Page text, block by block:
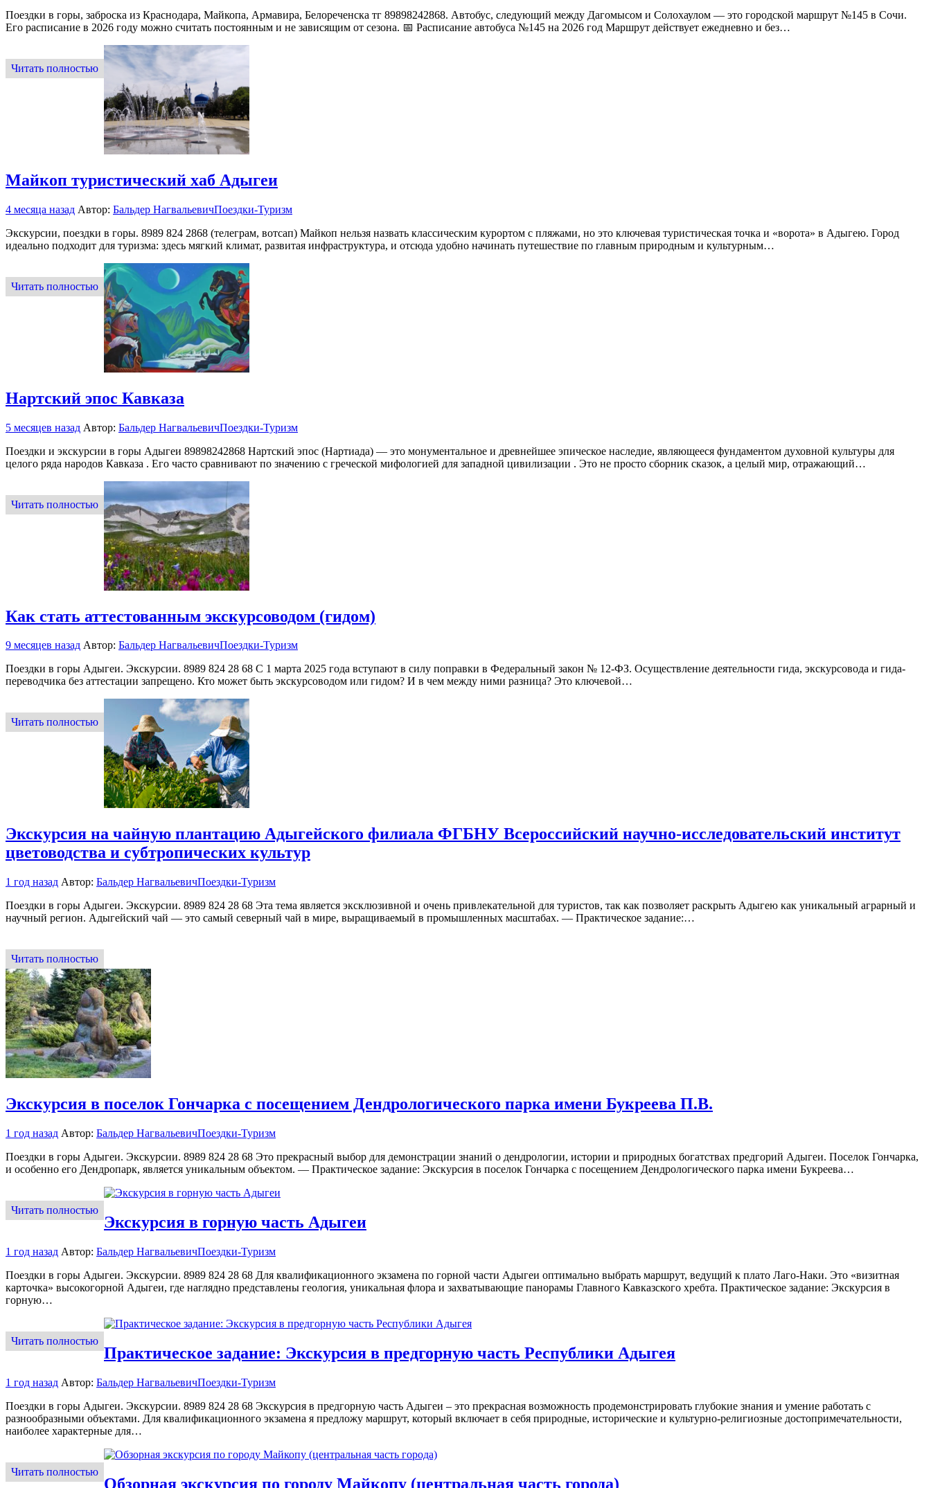
Поездки в горы, заброска из Краснодара, Майкопа, Армавира, Белореченска тг 89898242868. Автобус, следующий между Дагомысом и Солохаулом — это городской маршрут №145 в Сочи.
Его расписание в 2026 году можно считать постоянным и не зависящим от сезона. 📅 Расписание автобуса №145 на 2026 год Маршрут действует ежедневно и без…
Читать полностью
Майкоп туристический хаб Адыгеи
4 месяца назад Автор: Бальдер НагвальевичПоездки-Туризм
Экскурсии, поездки в горы. 8989 824 2868 (телеграм, вотсап) Майкоп нельзя назвать классическим курортом с пляжами, но это ключевая туристическая точка и «ворота» в Адыгею. Город
идеально подходит для туризма: здесь мягкий климат, развитая инфраструктура, и отсюда удобно начинать путешествие по главным природным и культурным…
Читать полностью
Нартский эпос Кавказа
5 месяцев назад Автор: Бальдер НагвальевичПоездки-Туризм
Поездки и экскурсии в горы Адыгеи 89898242868 Нартский эпос (Нартиада) — это монументальное и древнейшее эпическое наследие, являющееся фундаментом духовной культуры для
целого ряда народов Кавказа . Его часто сравнивают по значению с греческой мифологией для западной цивилизации . Это не просто сборник сказок, а целый мир, отражающий…
Читать полностью
Как стать аттестованным экскурсоводом (гидом)
9 месяцев назад Автор: Бальдер НагвальевичПоездки-Туризм
Поездки в горы Адыгеи. Экскурсии. 8989 824 28 68 С 1 марта 2025 года вступают в силу поправки в Федеральный закон № 12-ФЗ. Осуществление деятельности гида, экскурсовода и гида-
переводчика без аттестации запрещено. Кто может быть экскурсоводом или гидом? И в чем между ними разница? Это ключевой…
Читать полностью
Экскурсия на чайную плантацию Адыгейского филиала ФГБНУ Всероссийский научно-исследовательский институт
цветоводства и субтропических культур
1 год назад Автор: Бальдер НагвальевичПоездки-Туризм
Поездки в горы Адыгеи. Экскурсии. 8989 824 28 68 Эта тема является эксклюзивной и очень привлекательной для туристов, так как позволяет раскрыть Адыгею как уникальный аграрный и
научный регион. Адыгейский чай — это самый северный чай в мире, выращиваемый в промышленных масштабах. — Практическое задание:…
Читать полностью
Экскурсия в поселок Гончарка с посещением Дендрологического парка имени Букреева П.В.
1 год назад Автор: Бальдер НагвальевичПоездки-Туризм
Поездки в горы Адыгеи. Экскурсии. 8989 824 28 68 Это прекрасный выбор для демонстрации знаний о дендрологии, истории и природных богатствах предгорий Адыгеи. Поселок Гончарка,
и особенно его Дендропарк, является уникальным объектом. — Практическое задание: Экскурсия в поселок Гончарка с посещением Дендрологического парка имени Букреева…
Читать полностью
Экскурсия в горную часть Адыгеи
1 год назад Автор: Бальдер НагвальевичПоездки-Туризм
Поездки в горы Адыгеи. Экскурсии. 8989 824 28 68 Для квалификационного экзамена по горной части Адыгеи оптимально выбрать маршрут, ведущий к плато Лаго-Наки. Это «визитная
карточка» высокогорной Адыгеи, где наглядно представлены геология, уникальная флора и захватывающие панорамы Главного Кавказского хребта. Практическое задание: Экскурсия в
горную…
Читать полностью
Практическое задание: Экскурсия в предгорную часть Республики Адыгея
1 год назад Автор: Бальдер НагвальевичПоездки-Туризм
Поездки в горы Адыгеи. Экскурсии. 8989 824 28 68 Экскурсия в предгорную часть Адыгеи – это прекрасная возможность продемонстрировать глубокие знания и умение работать с
разнообразными объектами. Для квалификационного экзамена я предложу маршрут, который включает в себя природные, исторические и культурно-религиозные достопримечательности,
наиболее характерные для…
Читать полностью
Обзорная экскурсия по городу Майкопу (центральная часть города)